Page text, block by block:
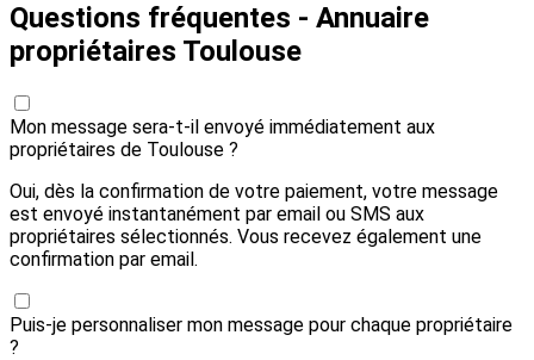
Questions fréquentes - Annuaire
propriétaires Toulouse
Mon message sera-t-il envoyé immédiatement aux
propriétaires de Toulouse ?
Oui, dès la confirmation de votre paiement, votre message
est envoyé instantanément par email ou SMS aux
propriétaires sélectionnés. Vous recevez également une
confirmation par email.
Puis-je personnaliser mon message pour chaque propriétaire
?